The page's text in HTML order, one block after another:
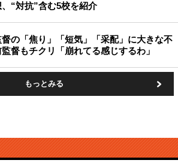
“対抗”含む5校を紹介
督の「焦り」「短気」「采配」に大きな不
督もチクリ「崩れてる感じするわ」
もっとみる